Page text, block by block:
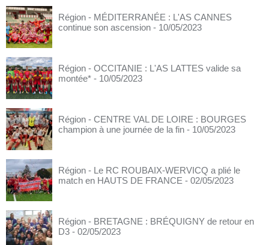
Région - MÉDITERRANÉE : L'AS CANNES
continue son ascension - 10/05/2023
Région - OCCITANIE : L'AS LATTES valide sa
montée* - 10/05/2023
Région - CENTRE VAL DE LOIRE : BOURGES
champion à une journée de la fin - 10/05/2023
Région - Le RC ROUBAIX-WERVICQ a plié le
match en HAUTS DE FRANCE - 02/05/2023
Région - BRETAGNE : BRÉQUIGNY de retour en
D3 - 02/05/2023